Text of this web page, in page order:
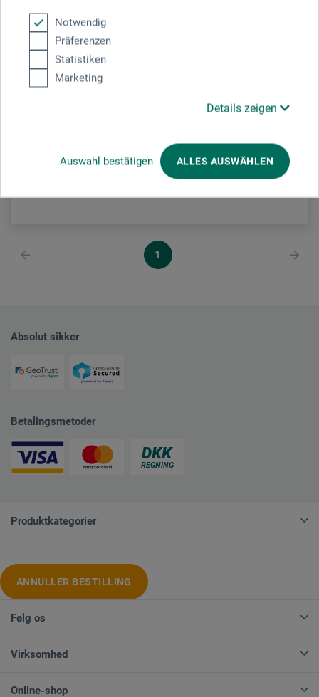
Notwendig
Präferenzen
Statistiken
Marketing
Details zeigen
Auswahl bestätigen ALLES AUSWÄHLEN
Serie 806121 Syntetisk pensel til forgyldning
1
Absolut sikker
Betalingsmetoder
Produktkategorier
ANNULLER BESTILLING
Følg os
Virksomhed
Online-shop